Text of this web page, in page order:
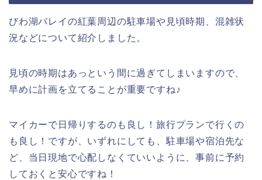
びわ湖バレイの紅葉周辺の駐車場や見頃時期、混雑状
況などについて紹介しました。
見頃の時期はあっという間に過ぎてしまいますので、
早めに計画を立てることが重要ですね♪
マイカーで日帰りするのも良し！旅行プランで行くの
も良し！ですが、いずれにしても、駐車場や宿泊先な
ど、当日現地で心配しなくていいように、事前に予約
しておくと安心ですね！